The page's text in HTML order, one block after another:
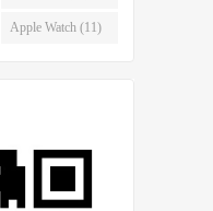
Apple Watch (11)